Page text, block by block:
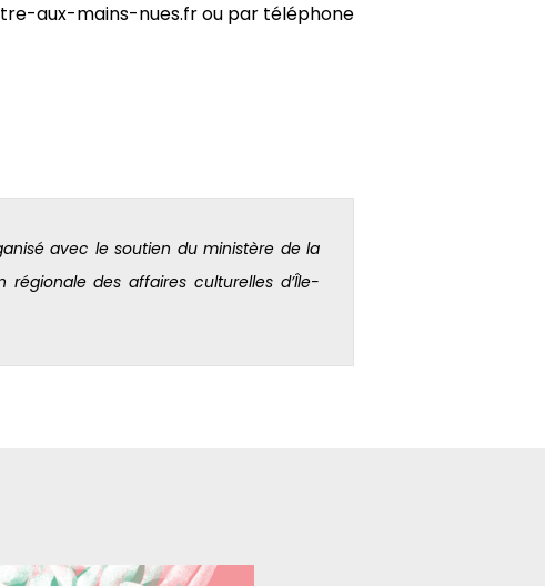
aux-mains-nues.fr ou par téléphone
avec le soutien du ministère de la
régionale des affaires culturelles d’Île-